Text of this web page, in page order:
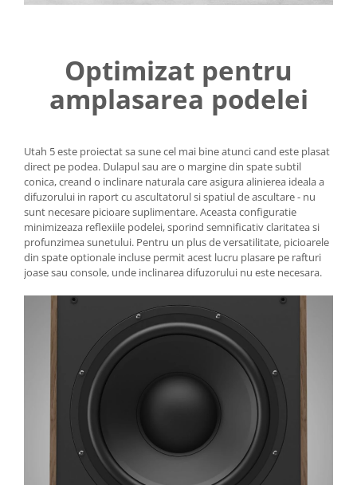
Optimizat pentru
amplasarea podelei
Utah 5 este proiectat sa sune cel mai bine atunci cand este plasat
direct pe podea. Dulapul sau are o margine din spate subtil
conica, creand o inclinare naturala care asigura alinierea ideala a
difuzorului in raport cu ascultatorul si spatiul de ascultare - nu
sunt necesare picioare suplimentare. Aceasta configuratie
minimizeaza reflexiile podelei, sporind semnificativ claritatea si
profunzimea sunetului. Pentru un plus de versatilitate, picioarele
din spate optionale incluse permit acest lucru plasare pe rafturi
joase sau console, unde inclinarea difuzorului nu este necesara.